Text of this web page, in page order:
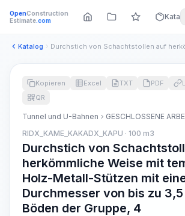
OpenConstruction
Estimate.com
Katalog
Kopieren Excel TXT PDF
QR
Tunnel und U-Bahnen
GESCHLOSSENE
RIDX_KAME_KAKADX_KAPU · 100 m3
Durchstich von
herkömmliche Weise mit
Holz-Metall-Stützen mit
Durchmesser von bis zu 3,5
Böden der Gruppe, 4